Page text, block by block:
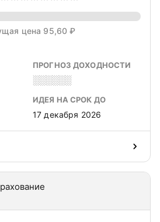
цена 95,60 ₽
ПРОГНОЗ ДОХОДНОСТИ
░░░░░░
ИДЕЯ НА СРОК ДО
17 декабря 2026